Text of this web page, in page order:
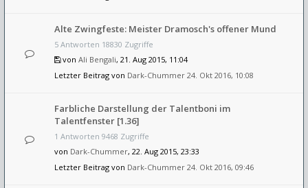
Alte Zwingfeste: Meister Dramosch's offener Mund
5 Antworten 18830 Zugriffe
von Ali Bengali, 21. Aug 2015, 11:04
Letzter Beitrag von Dark-Chummer 24. Okt 2016, 10:08
Farbliche Darstellung der Talentboni im
Talentfenster [1.36]
1 Antworten 9468 Zugriffe
von Dark-Chummer, 22. Aug 2015, 23:33
Letzter Beitrag von Dark-Chummer 24. Okt 2016, 09:46